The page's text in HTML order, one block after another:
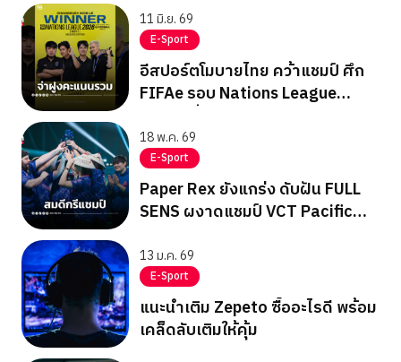
11 มิ.ย. 69
E-Sport
อีสปอร์ตโมบายไทย คว้าแชมป์ ศึก
FIFAe รอบ Nations League
18 พ.ค. 69
E-Sport
Paper Rex ยังแกร่ง ดับฝัน FULL
SENS ผงาดแชมป์ VCT Pacific
13 ม.ค. 69
E-Sport
แนะนำเติม Zepeto ซื้ออะไรดี พร้อม
เคล็ดลับเติมให้คุ้ม